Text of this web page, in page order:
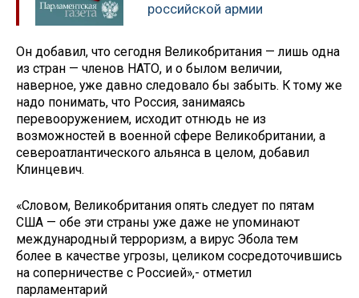
российской армии
Он добавил, что сегодня Великобритания — лишь одна
из стран — членов НАТО, и о былом величии,
наверное, уже давно следовало бы забыть. К тому же
надо понимать, что Россия, занимаясь
перевооружением, исходит отнюдь не из
возможностей в военной сфере Великобритании, а
североатлантического альянса в целом, добавил
Клинцевич.
«Словом, Великобритания опять следует по пятам
США — обе эти страны уже даже не упоминают
международный терроризм, а вирус Эбола тем
более в качестве угрозы, целиком сосредоточившись
на соперничестве с Россией»,- отметил
парламентарий